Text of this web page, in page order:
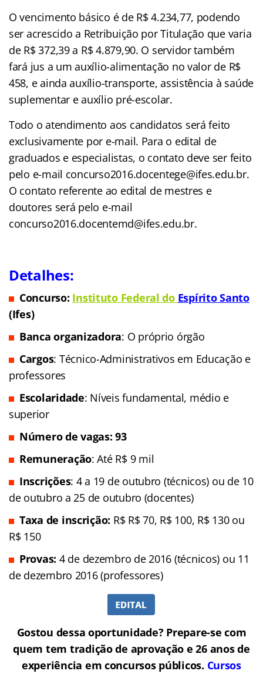
O vencimento básico é de R$ 4.234,77, podendo
ser acrescido a Retribuição por Titulação que varia
de R$ 372,39 a R$ 4.879,90. O servidor também
fará jus a um auxílio-alimentação no valor de R$
458, e ainda auxílio-transporte, assistência à saúde
suplementar e auxílio pré-escolar.
Todo o atendimento aos candidatos será feito
exclusivamente por e-mail. Para o edital de
graduados e especialistas, o contato deve ser feito
pelo e-mail concurso2016.docentege@ifes.edu.br.
O contato referente ao edital de mestres e
doutores será pelo e-mail
concurso2016.docentemd@ifes.edu.br.
Detalhes:
Concurso: Instituto Federal do Espírito Santo
(Ifes)
Banca organizadora: O próprio órgão
Cargos: Técnico-Administrativos em Educação e
professores
Escolaridade: Níveis fundamental, médio e
superior
Número de vagas: 93
Remuneração: Até R$ 9 mil
Inscrições: 4 a 19 de outubro (técnicos) ou de 10
de outubro a 25 de outubro (docentes)
Taxa de inscrição: R$ R$ 70, R$ 100, R$ 130 ou
R$ 150
Provas: 4 de dezembro de 2016 (técnicos) ou 11
de dezembro 2016 (professores)
Gostou dessa oportunidade? Prepare-se com
quem tem tradição de aprovação e 26 anos de
experiência em concursos públicos. Cursos